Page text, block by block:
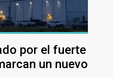
por el fuerte
un nuevo